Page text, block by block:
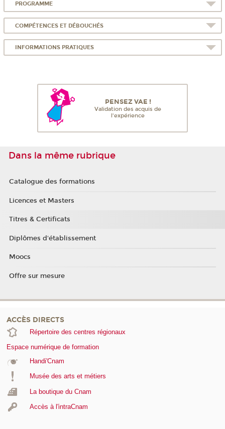
PROGRAMME
COMPÉTENCES ET DÉBOUCHÉS
INFORMATIONS PRATIQUES
PENSEZ VAE !
Validation des acquis de
l'expérience
Dans la même rubrique
Catalogue des formations
Licences et Masters
Titres & Certificats
Diplômes d'établissement
Moocs
Offre sur mesure
ACCÈS DIRECTS
Répertoire des centres régionaux
Espace numérique de formation
Handi'Cnam
Musée des arts et métiers
La boutique du Cnam
Accès à l'intraCnam